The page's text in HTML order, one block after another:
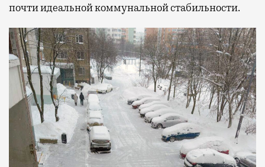
почти идеальной коммунальной стабильности.